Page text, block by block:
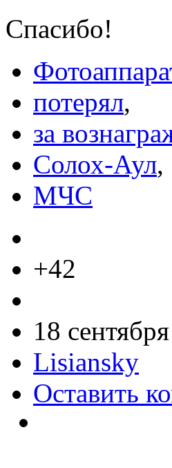
Спасибо!
потерял,
за
Солох-Аул,
МЧС
+42
18
Lisiansky
Оставить